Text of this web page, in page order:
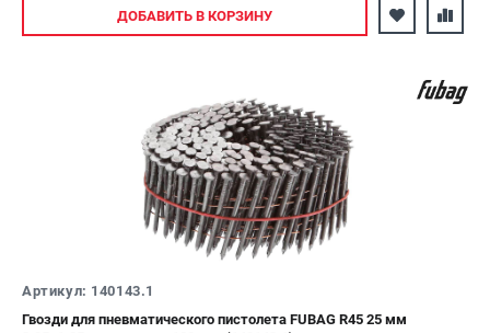
Авторизуйтесь
ДОБАВИТЬ В КОРЗИНУ
Артикул: 140143.1
Гвозди для пневматического пистолета FUBAG R45 25 мм